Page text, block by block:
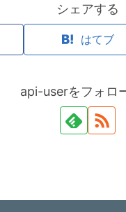
シェアする
はてブ
api-userをフォロ